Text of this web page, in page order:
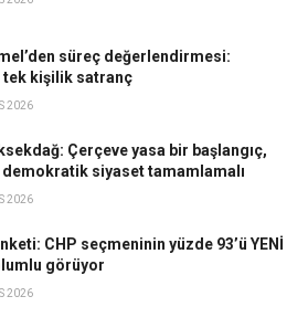
süreç değerlendirmesi:
tek kişilik satranç
2026
Çerçeve yasa bir başlangıç,
siyaset tamamlamalı
2026
CHP seçmeninin yüzde 93’ü YENİ
görüyor
2026